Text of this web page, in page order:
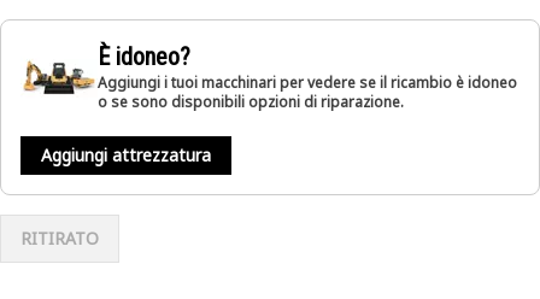
È idoneo?
Aggiungi i tuoi macchinari per vedere se il ricambio è idoneo
o se sono disponibili opzioni di riparazione.
Aggiungi attrezzatura
RITIRATO